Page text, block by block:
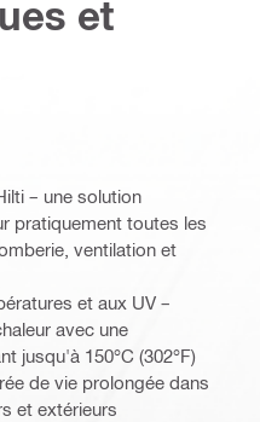
et
– une solution
pratiquement toutes les
ventilation et
et aux UV –
avec une
jusqu'à 150°C (302°F)
de vie prolongée dans
et extérieurs